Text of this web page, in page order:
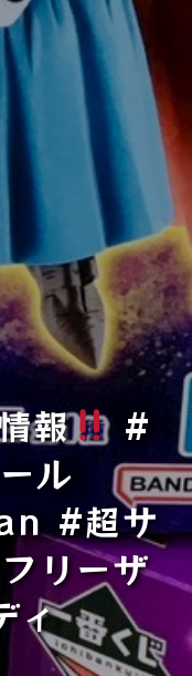
報
#
ル
#超サ
リーザ
ィ